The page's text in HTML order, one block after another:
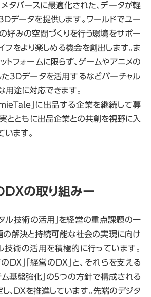
メタバースに最適化された、データが軽
データを提供します。ワールドでユー
好みの空間づくりを行う環境をサポー
フをより楽しめる機会を創出します。ま
トフォームに限らず、ゲームやアニメの
た3Dデータを活用するなどバーチャル
用途に対応できます。
」に出品する企業を継続して募
実とともに出品企業との共創を視野に入
います。
DXの取り組みー
タル技術の活用」を経営の重点課題の一
の解決と持続可能な社会の実現に向け
技術の活用を積極的に行っています。
のDX」「経営のDX」と、それらを支える
ム基盤強化」の５つの方針で構成される
、DXを推進しています。先端のデジタ